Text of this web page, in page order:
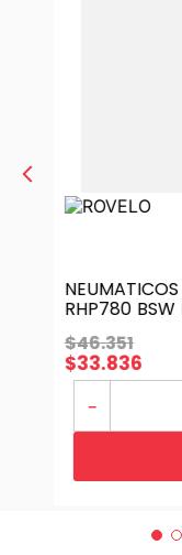
RHP780
$46.351
$33.836
－